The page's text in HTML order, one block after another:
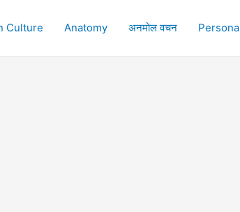
Culture Anatomy अनमोल वचन